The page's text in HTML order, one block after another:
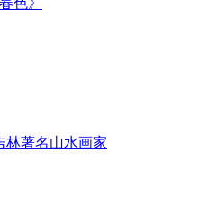
色》
林著名山水画家